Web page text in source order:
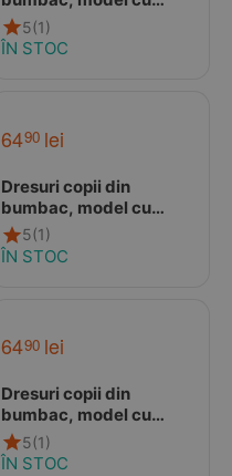
dungi, Cassis, Condor
5(1)
ÎN STOC
6490 lei
Dresuri copii din
bumbac, model cu
dungi, burgundy,
Condor
5(1)
ÎN STOC
6490 lei
Dresuri copii din
bumbac, model cu
dungi, roz pal, Condor
5(1)
ÎN STOC